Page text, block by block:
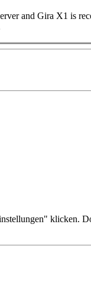
and Gira X1 is